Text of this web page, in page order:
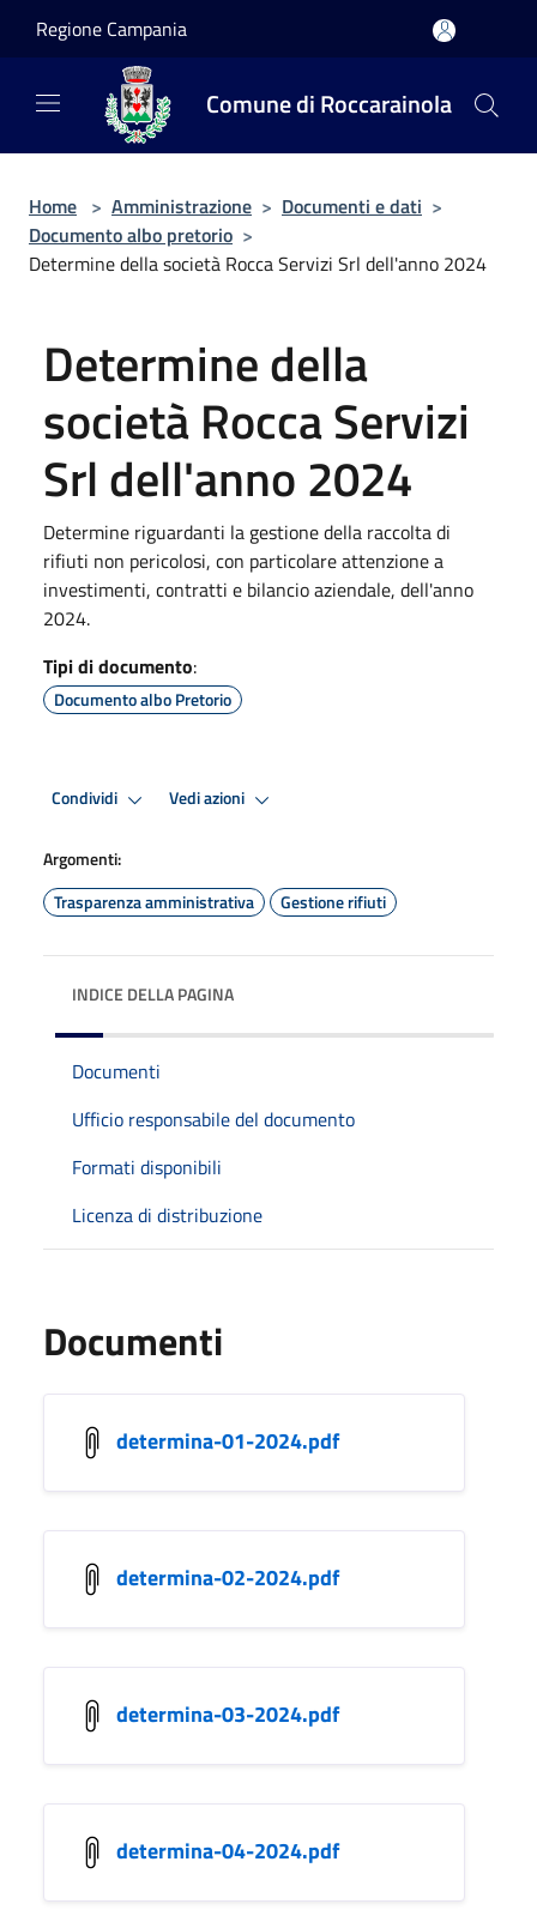
Regione Campania
Comune di Roccarainola
Home > Amministrazione > Documenti e dati >
Documento albo pretorio >
Determine della società Rocca Servizi Srl dell'anno 2024
Determine della
società Rocca Servizi
Srl dell'anno 2024
Determine riguardanti la gestione della raccolta di
rifiuti non pericolosi, con particolare attenzione a
investimenti, contratti e bilancio aziendale, dell'anno
2024.
Tipi di documento:
Documento albo Pretorio
Condividi Vedi azioni
Argomenti:
Trasparenza amministrativa
Gestione rifiuti
INDICE DELLA PAGINA
Documenti
Ufficio responsabile del documento
Formati disponibili
Licenza di distribuzione
Documenti
determina-01-2024.pdf
determina-02-2024.pdf
determina-03-2024.pdf
determina-04-2024.pdf